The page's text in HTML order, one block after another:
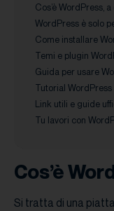
Cos’è WordPress,
WordPress è solo
Come installare
Temi e plugin
Guida per usare
Tutorial
Link utili e guide
Tu lavori con
Cos’è
Si tratta di una